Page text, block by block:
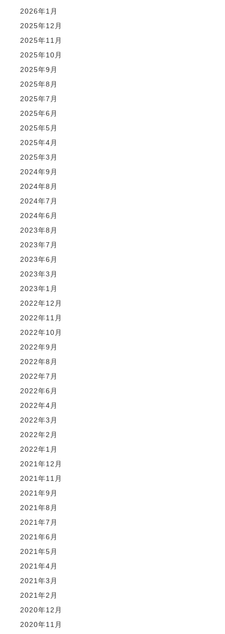
2026年1月
2025年12月
2025年11月
2025年10月
2025年9月
2025年8月
2025年7月
2025年6月
2025年5月
2025年4月
2025年3月
2024年9月
2024年8月
2024年7月
2024年6月
2023年8月
2023年7月
2023年6月
2023年3月
2023年1月
2022年12月
2022年11月
2022年10月
2022年9月
2022年8月
2022年7月
2022年6月
2022年4月
2022年3月
2022年2月
2022年1月
2021年12月
2021年11月
2021年9月
2021年8月
2021年7月
2021年6月
2021年5月
2021年4月
2021年3月
2021年2月
2020年12月
2020年11月